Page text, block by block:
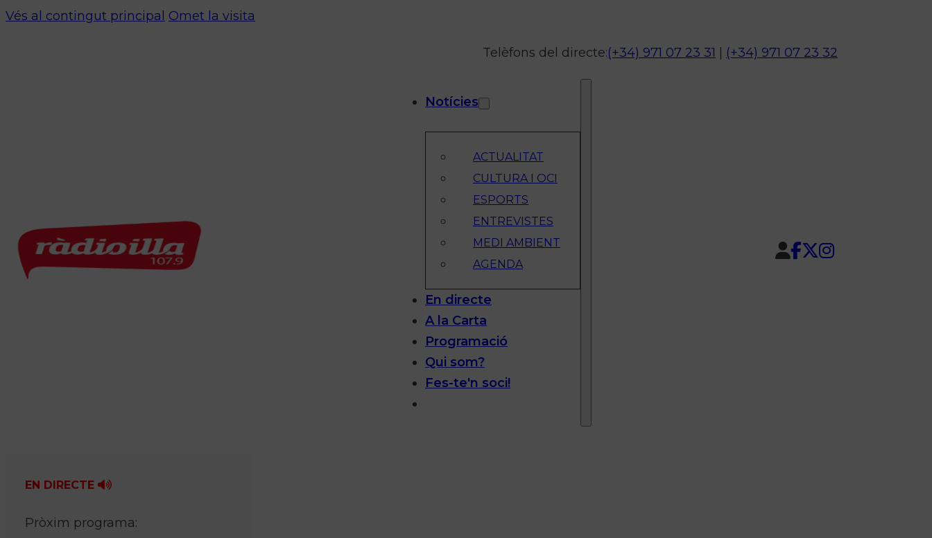
Vés al contingut principal Omet la visita
Telèfons del directe:(+34) 971 07 23 31 (+34) 971 07 23 32
Notícies
ACTUALITAT
CULTURA I OCI
ESPORTS
ENTREVISTES
MEDI AMBIENT
AGENDA
En directe
A la Carta
Programació
Qui som?
Fes-te'n soci!
EN DIRECTE
Pròxim programa: